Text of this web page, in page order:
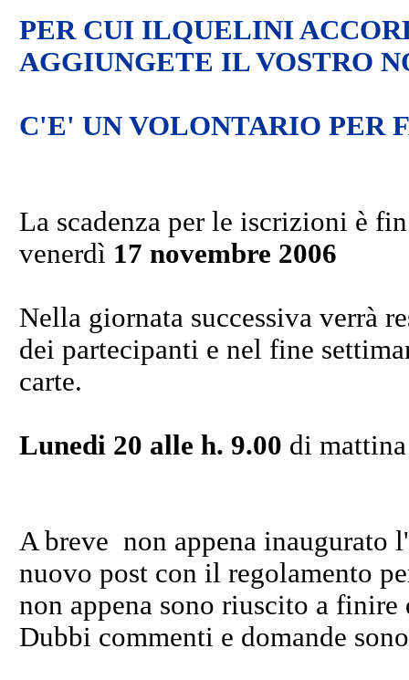
PER CUI ILQUELINI
AGGIUNGETE IL VOSTRO
C'E' UN VOLONTARIO PER
La scadenza per le iscrizioni è
venerdì 17 novembre 2006
Nella giornata successiva verrà
dei partecipanti e nel fine
carte.
Lunedi 20 alle h. 9.00 di
A breve non appena inaugurato
nuovo post con il regolamento
non appena sono riuscito a
Dubbi commenti e domande